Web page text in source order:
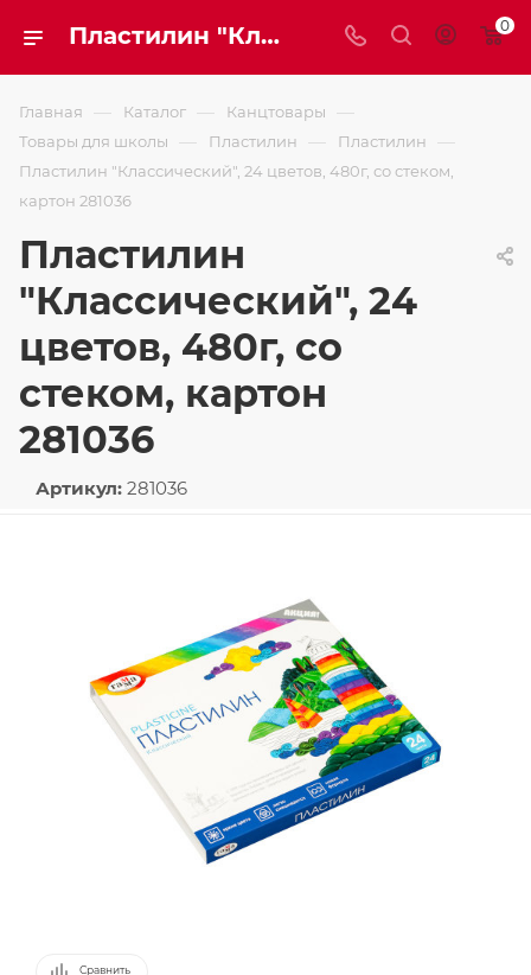
Пластилин "Классический", 24 цветов, 480г, со стеком, картон 281036 0
Главная — Каталог — Канцтовары —
Товары для школы — Пластилин — Пластилин —
Пластилин "Классический", 24 цветов, 480г, со стеком,
картон 281036
Пластилин
"Классический", 24
цветов, 480г, со
стеком, картон
281036
Артикул: 281036
Сравнить